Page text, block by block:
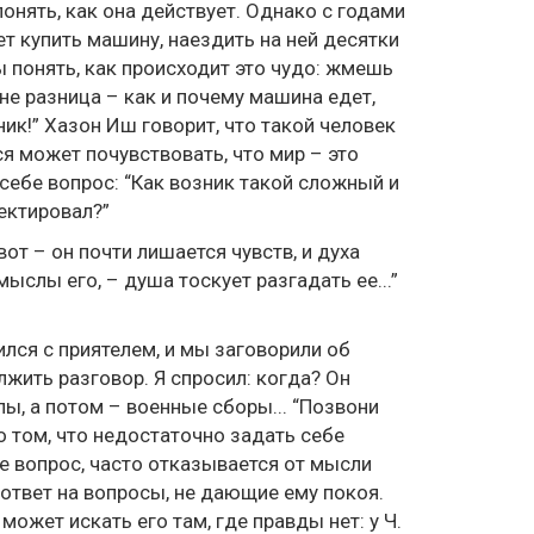
как она действует. Однако c годами
машину, наездить на ней десятки
как происходит это чудо: жмешь
разница – как и почему машина едет,
Хазон Иш говорит, что такой человек
может почувствовать, что мир – это
вопрос: “Как возник такой сложный и
– он почти лишается чувств, и духа
его, – душа тоскует разгадать ее...”
c приятелем, и мы заговорили об
разговор. Я спросил: когда? Он
а потом – военные сборы... “Позвони
том, что недостаточно задать себе
часто отказывается от мысли
на вопросы, не дающие ему покоя.
искать его там, где правды нет: у Ч.